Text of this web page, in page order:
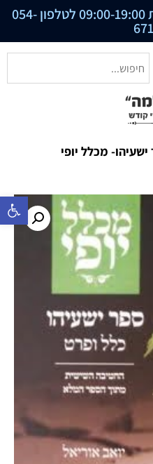
פתח סרגל
054-
מכלל יופי